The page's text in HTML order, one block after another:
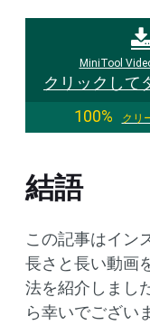
MiniTool
クリックして
100%
クリ
結語
この記事はイン
長さと長い動画
法を紹介しまし
ら幸いでござい